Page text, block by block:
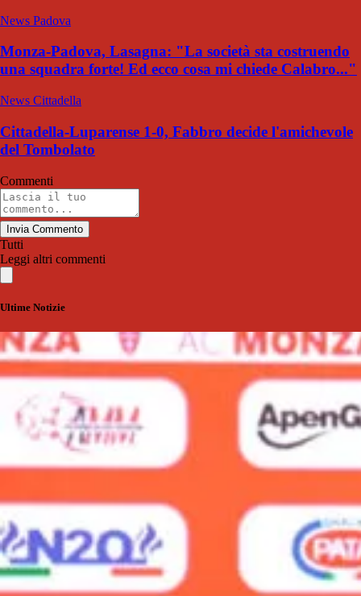
News Padova
Monza-Padova, Lasagna: "La società sta costruendo
una squadra forte! Ed ecco cosa mi chiede Calabro..."
News Cittadella
Cittadella-Luparense 1-0, Fabbro decide l'amichevole
del Tombolato
Commenti
Invia Commento
Tutti
Leggi altri commenti
Ultime Notizie